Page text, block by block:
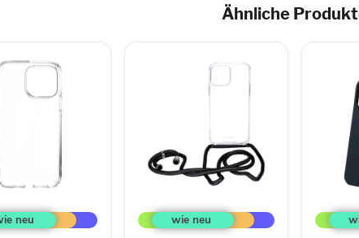
Ähnliche
Neck
Case
Berlin